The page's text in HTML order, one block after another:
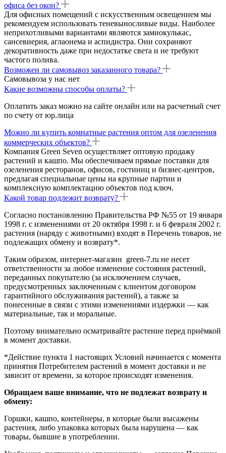
офиса без окон?
Для офисных помещений с искусственным освещением мы
рекомендуем использовать теневыносливые виды. Наиболее
неприхотливыми вариантами являются замиокулькас,
сансевиерия, аглаонема и аспидистра. Они сохраняют
декоративность даже при недостатке света и не требуют
частого полива.
Возможен ли самовывоз заказанного товара?
Самовывоза у нас нет
Какие возможны способы оплаты?
Оплатить заказ можно на сайте онлайн или на расчетный счет
по счету от юр.лица
Можно ли купить комнатные растения оптом для озеленения
коммерческих объектов?
Компания Green Seven осуществляет оптовую продажу
растений и кашпо. Мы обеспечиваем прямые поставки для
озеленения ресторанов, офисов, гостиниц и бизнес-центров,
предлагая специальные цены на крупные партии и
комплексную комплектацию объектов под ключ.
Какой товар подлежит возврату?
Согласно постановлению Правительства РФ №55 от 19 января
1998 г. с изменениями от 20 октября 1998 г. и 6 февраля 2002 г.
растения (наряду с животными) входят в Перечень товаров, не
подлежащих обмену и возврату*.
Таким образом, интернет-магазин green-7.ru не несет
ответственности за любое изменение состояния растений,
переданных покупателю (за исключением случаев,
предусмотренных заключенным с клиентом договором
гарантийного обслуживания растений), а также за
понесенные в связи с этими изменениями издержки — как
материальные, так и моральные.
Поэтому внимательно осматривайте растение перед приёмкой
в момент доставки.
*Действие пункта 1 настоящих Условий начинается с момента
принятия Потребителем растений в момент доставки и не
зависит от времени, за которое происходят изменения.
Обращаем ваше внимание, что не подлежат возврату и
обмену:
Горшки, кашпо, контейнеры, в которые были высажены
растения, либо упаковка которых была нарушена — как
товары, бывшие в употреблении.